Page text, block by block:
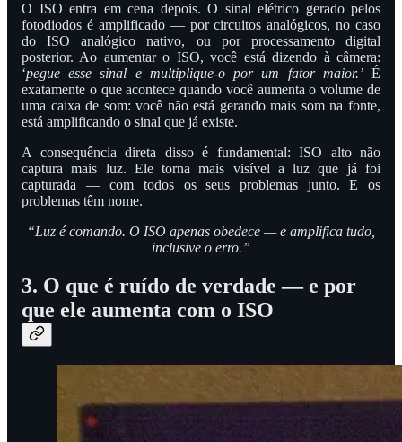
O ISO entra em cena depois. O sinal elétrico gerado pelos
fotodiodos é amplificado — por circuitos analógicos, no caso
do ISO analógico nativo, ou por processamento digital
posterior. Ao aumentar o ISO, você está dizendo à câmera:
‘pegue esse sinal e multiplique-o por um fator maior.’É
exatamente o que acontece quando você aumenta o volume de
uma caixa de som: você não está gerando mais som na fonte,
está amplificando o sinal que já existe.
A consequência direta disso é fundamental: ISO alto não
captura mais luz. Ele torna mais visível a luz que já foi
capturada — com todos os seus problemas junto. E os
problemas têm nome.
“Luz é comando. O ISO apenas obedece — e amplifica tudo,
inclusive o erro.”
3. O que é ruído de verdade — e por
que ele aumenta com o ISO